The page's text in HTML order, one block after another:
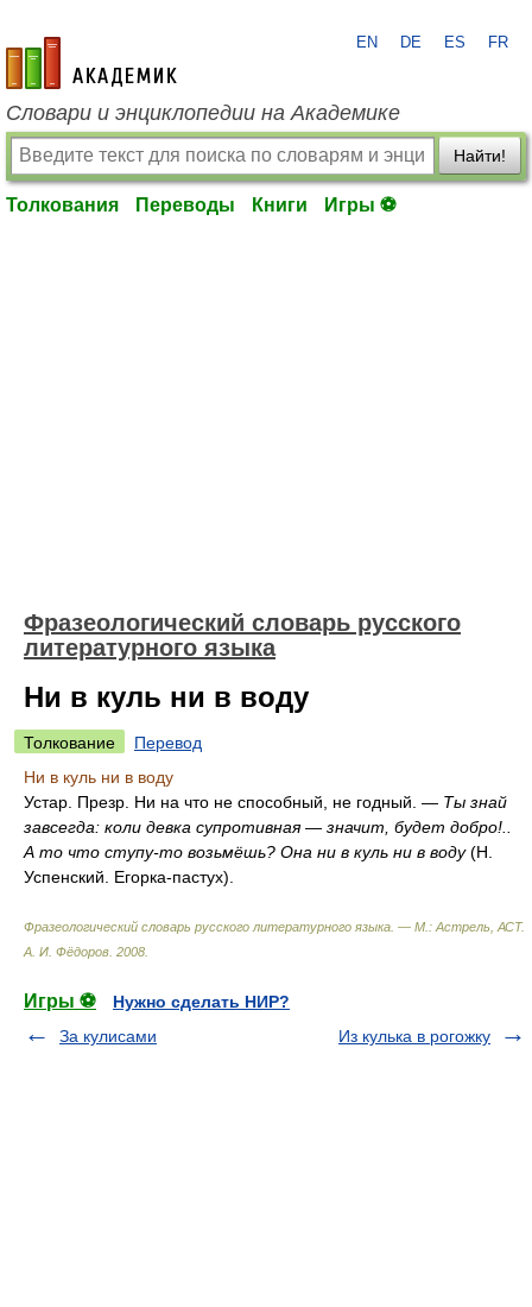
academic.ru
EN DE ES FR
Словари и энциклопедии на Академике
Найти!
Толкования Переводы Книги Игры ⚽
Фразеологический словарь русского
литературного языка
Ни в куль ни в воду
Толкование
Перевод
Ни в куль ни в воду
Устар. Презр. Ни на что не способный, не годный. — Ты знай
завсегда: коли девка супротивная — значит, будет добро!..
А то что ступу-то возьмёшь? Она ни в куль ни в воду(Н.
Успенский. Егорка-пастух).
Фразеологический словарь русского литературного языка. — М.: Астрель, АСТ.
А. И. Фёдоров 2008
Игры ⚽
Нужно сделать НИР?
За кулисами
Из кулька в рогожку